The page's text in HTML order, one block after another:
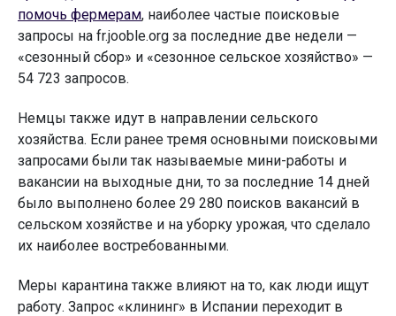
помочь фермерам, наиболее частые поисковые
запросы на fr.jooble.org за последние две недели —
«сезонный сбор» и «сезонное сельское хозяйство» —
54 723 запросов.
Немцы также идут в направлении сельского
хозяйства. Если ранее тремя основными поисковыми
запросами были так называемые мини-работы и
вакансии на выходные дни, то за последние 14 дней
было выполнено более 29 280 поисков вакансий в
сельском хозяйстве и на уборку урожая, что сделало
их наиболее востребованными.
Меры карантина также влияют на то, как люди ищут
работу. Запрос «клининг» в Испании переходит в